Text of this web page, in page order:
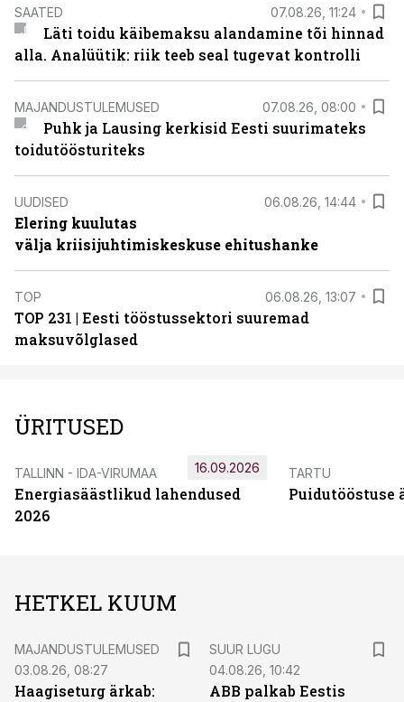
SAATED 07.08.26, 11:24
Läti toidu käibemaksu alandamine tõi hinnad
alla. Analüütik: riik teeb seal tugevat kontrolli
MAJANDUSTULEMUSED 07.08.26, 08:00
Puhk ja Lausing kerkisid Eesti suurimateks
toidutöösturiteks
UUDISED 06.08.26, 14:44
Elering kuulutas
välja kriisijuhtimiskeskuse ehitushanke
TOP 06.08.26, 13:07
TOP 231 | Eesti tööstussektori suuremad
maksuvõlglased
ÜRITUSED
TALLINN - IDA-VIRUMAA
Energiasäästlikud lahendused
2026
16.09.2026 TARTU
Puidutööstuse
HETKEL KUUM
MAJANDUSTULEMUSED
03.08.26, 08:27
Haagiseturg ärkab:
SUUR LUGU
04.08.26, 10:42
ABB palkab Eestis